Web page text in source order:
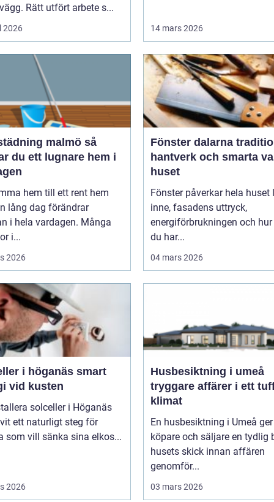
Rätt utfört arbete s...
2026 14 mars 2026
malmö så
du ett lugnare hem i
hem till ett rent hem
lång dag förändrar
i hela vardagen. Många
i...
2026
Fönster dalarna tradition,
hantverk och smarta
huset
Fönster påverkar hela huset ljuset
inne, fasadens uttryck,
energiförbrukningen och
du har...
04 mars 2026
i höganäs smart
vid kusten
solceller i Höganäs
ett naturligt steg för
som vill sänka sina elkos...
2026
Husbesiktning i umeå
tryggare affärer i ett
klimat
En husbesiktning i Umeå ger
köpare och säljare en tydlig
husets skick innan affären
genomför...
03 mars 2026